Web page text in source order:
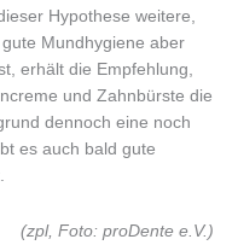
Hypothese weitere,
Mundhygiene aber
erhält die Empfehlung,
und Zahnbürste die
dennoch eine noch
es auch bald gute
(zpl, Foto: proDente e.V.)